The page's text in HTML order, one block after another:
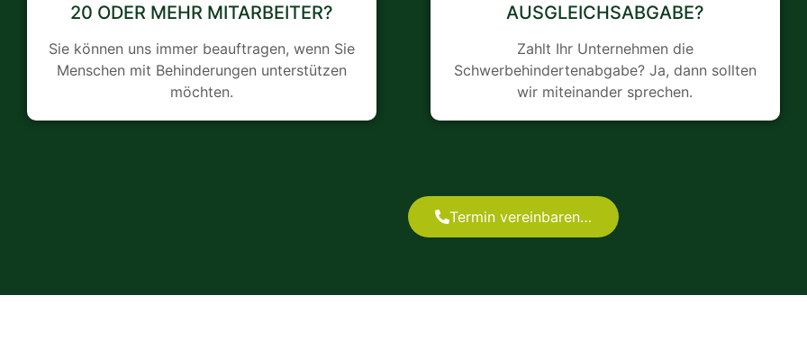
20 ODER MEHR MITARBEITER?
Sie können uns immer beauftragen, wenn Sie
Menschen mit Behinderungen unterstützen
möchten.
AUSGLEICHSABGABE?
Zahlt Ihr Unternehmen die
Schwerbehindertenabgabe? Ja, dann sollten
wir miteinander sprechen.
Termin vereinbaren…